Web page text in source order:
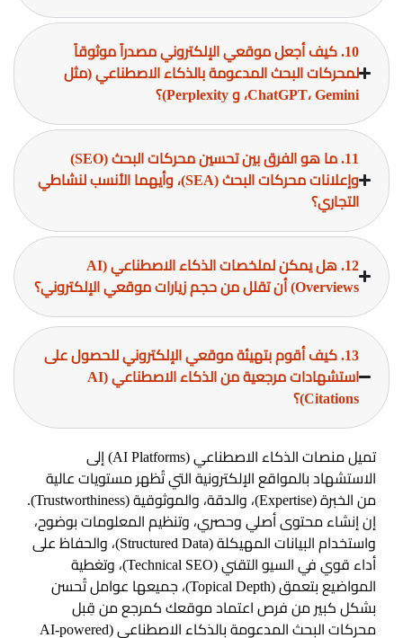
10. كيف أجعل موقعي الإلكتروني مصدراً موثوقاً
لمحركات البحث المدعومة بالذكاء الاصطناعي (مثل
ChatGPT، Gemini، و Perplexity)؟
11. ما هو الفرق بين تحسين محركات البحث (SEO)
وإعلانات محركات البحث (SEA)، وأيهما الأنسب لنشاطي
التجاري؟
12. هل يمكن لملخصات الذكاء الاصطناعي (AI
Overviews) أن تقلل من حجم زيارات موقعي الإلكتروني؟
13. كيف أقوم بتهيئة موقعي الإلكتروني للحصول على
استشهادات مرجعية من الذكاء الاصطناعي (AI
Citations)؟
تميل منصات الذكاء الاصطناعي (AI Platforms) إلى
الاستشهاد بالمواقع الإلكترونية التي تُظهر مستويات عالية
من الخبرة (Expertise)، والدقة، والموثوقية (Trustworthiness).
إن إنشاء محتوى أصلي وحصري، وتنظيم المعلومات بوضوح،
واستخدام البيانات المهيكلة (Structured Data)، والحفاظ على
أداء قوي في السيو التقني (Technical SEO)، وتغطية
المواضيع بتعمق (Topical Depth)، جميعها عوامل تُحسن
بشكل كبير من فرص اعتماد موقعك كمرجع من قِبل
محركات البحث المدعومة بالذكاء الاصطناعي (AI-powered